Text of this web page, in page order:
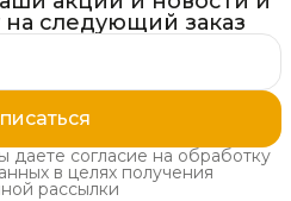
на следующий заказ
даете согласие на обработку
в целях получения
рассылки